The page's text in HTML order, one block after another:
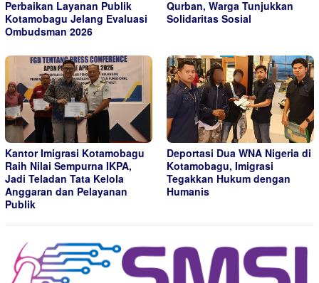
Perbaikan Layanan Publik
Kotamobagu Jelang Evaluasi
Ombudsman 2026
Qurban, Warga Tunjukkan
Solidaritas Sosial
Kantor Imigrasi Kotamobagu
Raih Nilai Sempurna IKPA,
Jadi Teladan Tata Kelola
Anggaran dan Pelayanan
Publik
Deportasi Dua WNA Nigeria di
Kotamobagu, Imigrasi
Tegakkan Hukum dengan
Humanis